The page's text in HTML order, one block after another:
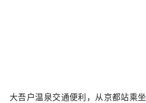
大吾户温泉交通便利，从京都站乘